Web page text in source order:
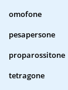
omofone
pesapersone
proparossitone
tetragone